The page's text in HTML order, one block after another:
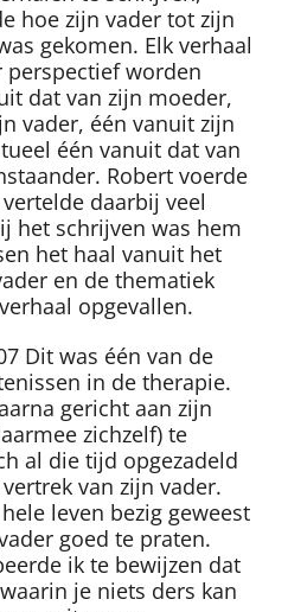
hoe zijn vader tot zijn
gekomen. Elk verhaal
perspectief worden
dat van zijn moeder,
vader, één vanuit zijn
één vanuit dat van
Robert voerde
daarbij veel
het schrijven was hem
het haal vanuit het
en de thematiek
opgevallen.
Dit was één van de
in de therapie.
gericht aan zijn
zichzelf) te
al die tijd opgezadeld
van zijn vader.
leven bezig geweest
goed te praten.
ik te bewijzen dat
je niets ders kan